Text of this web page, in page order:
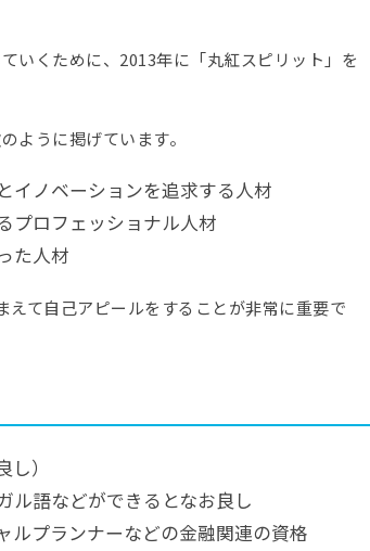
いくために、2013年に「丸紅スピリット」を
ように掲げています。
イノベーションを追求する人材
プロフェッショナル人材
た人材
て自己アピールをすることが非常に重要で
）
ル語などができるとなお良し
ルプランナーなどの金融関連の資格